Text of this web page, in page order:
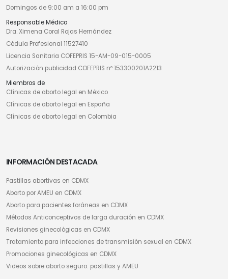
Domingos de 9:00 am a 16:00 pm
Responsable Médico
Dra. Ximena Coral Rojas Hernández
Cédula Profesional 11527410
Licencia Sanitaria COFEPRIS 15-AM-09-015-0005
Autorización publicidad COFEPRIS nº 153300201A2213
Miembros de
Clínicas de aborto legal en México
Clínicas de aborto legal en España
Clínicas de aborto legal en Colombia
INFORMACIÓN DESTACADA
Pastillas abortivas en CDMX
Aborto por AMEU en CDMX
Aborto para pacientes foráneas en CDMX
Métodos Anticonceptivos de larga duración en CDMX
Revisiones ginecológicas en CDMX
Tratamiento para infecciones de transmisión sexual en CDMX
Promociones ginecológicas en CDMX
Videos sobre aborto seguro: pastillas y AMEU